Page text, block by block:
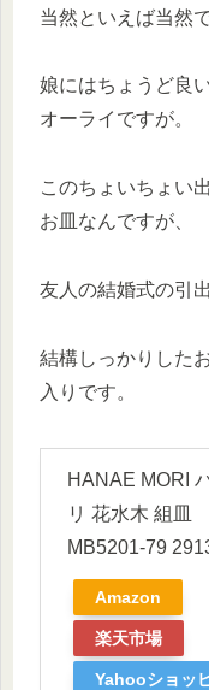
当然といえば当然
娘にはちょうど良
オーライですが。
このちょいちょい
お皿なんですが、
友人の結婚式の引
結構しっかりした
入りです。
HANAE MORI
リ 花水木 組皿
MB5201-79
Amazon
楽天市場
Yahooショッ